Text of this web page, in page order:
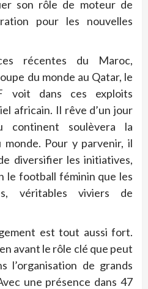
son rôle de moteur de
pour les nouvelles
récentes du Maroc,
du monde au Qatar, le
voit dans ces exploits
africain. Il rêve d’un jour
continent soulèvera la
Pour y parvenir, il
diversifier les initiatives,
le football féminin que les
véritables viviers de
est tout aussi fort.
avant le rôle clé que peut
l’organisation de grands
une présence dans 47